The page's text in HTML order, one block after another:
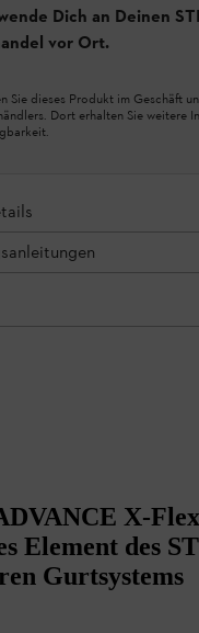
Dich an Deinen
vor Ort.
Sie dieses Produkt im Geschäft
Dort erhalten Sie weitere
X-
Element des
Gurtsystems